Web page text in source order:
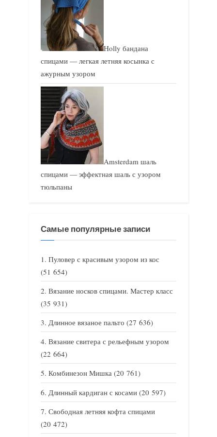
Holly бандана
спицами — легкая летняя косынка с
ажурным узором
Amsterdam шаль
спицами — эффектная шаль с узором
тюльпаны
Самые популярные записи
Пуловер с красивым узором из кос
(51 654)
Вязание носков спицами. Мастер класс
(35 931)
Длинное вязаное пальто (27 636)
Вязание свитера с рельефным узором
(22 664)
Комбинезон Мишка (20 761)
Длинный кардиган с косами (20 597)
Свободная летняя кофта спицами
(20 472)